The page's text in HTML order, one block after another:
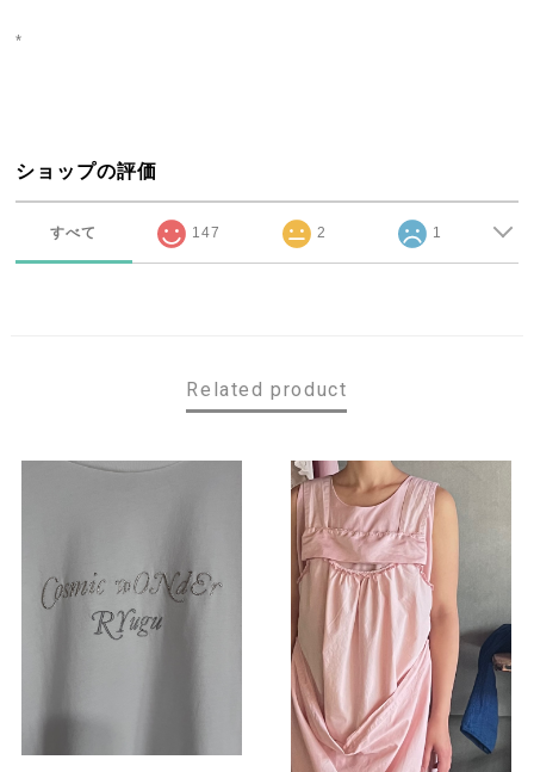
*
ショップの評価
すべて 147 2 1
Related product